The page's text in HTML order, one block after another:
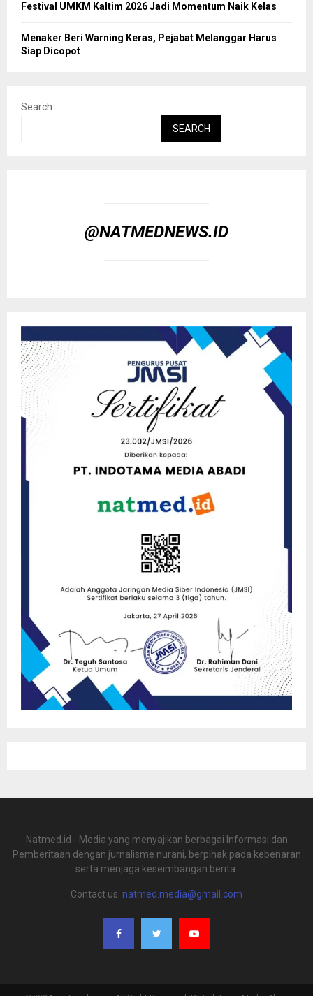
Festival UMKM Kaltim 2026 Jadi Momentum Naik Kelas
Menaker Beri Warning Keras, Pejabat Melanggar Harus
Siap Dicopot
Search
SEARCH
@NATMEDNEWS.ID
Natmed.id - Media yang menyajikan berbagai Informasi dan
Pemberitaan dengan jurnalisme nurani, berpihak pada kebenaran
serta menjaga keseimbangan berita.
Contact us: natmed.media@gmail.com